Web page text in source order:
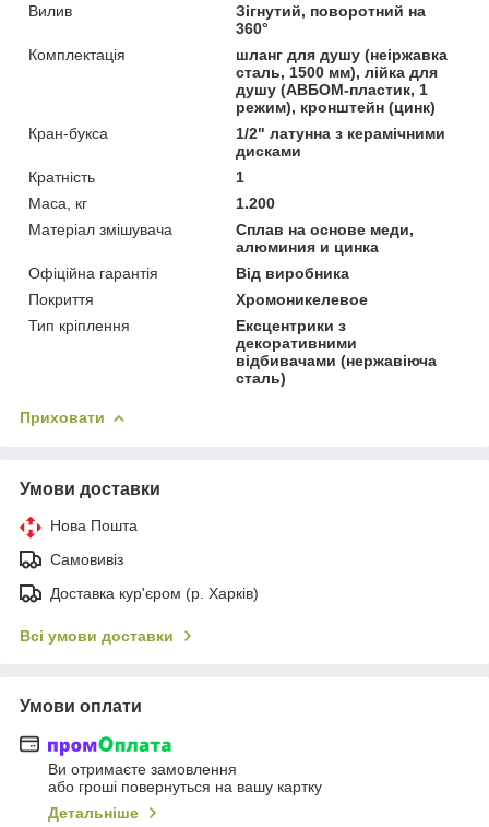
Вилив
Зігнутий, поворотний на
360°
Комплектація
шланг для душу (неіржавка
сталь, 1500 мм), лійка для
душу (АВБОМ-пластик, 1
режим), кронштейн (цинк)
Кран-букса
1/2" латунна з керамічними
дисками
Кратність
1
Маса, кг
1.200
Матеріал змішувача
Сплав на основе меди,
алюминия и цинка
Офіційна гарантія
Від виробника
Покриття
Хромоникелевое
Тип кріплення
Ексцентрики з
декоративними
відбивачами (нержавіюча
сталь)
Приховати
Умови доставки
Нова Пошта
Самовивіз
Доставка кур'єром (р. Харків)
Всі умови доставки
Умови оплати
Ви отримаєте замовлення
або гроші повернуться на вашу картку
Детальніше